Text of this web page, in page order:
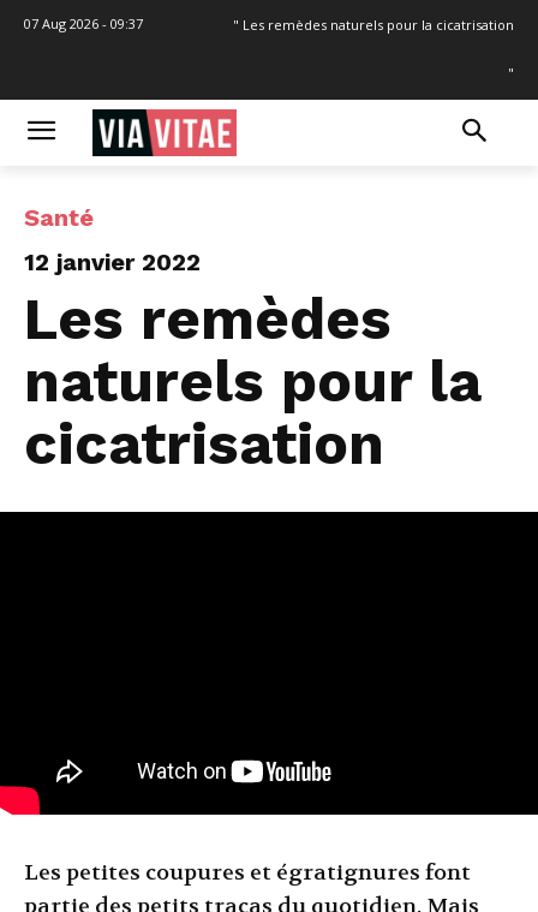
07 Aug 2026 - 09:37 " Les remèdes naturels pour la cicatrisation
"
Santé
12 janvier 2022
Les remèdes
naturels pour la
cicatrisation
Les petites coupures et égratignures font